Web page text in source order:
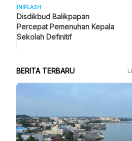
INIFLASH
Disdikbud Balikpapan
Percepat Pemenuhan Kepala
Sekolah Definitif
BERITA TERBARU